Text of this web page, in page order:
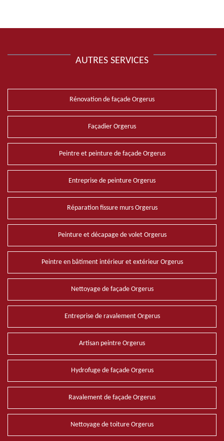
AUTRES SERVICES
Rénovation de façade Orgerus
Façadier Orgerus
Peintre et peinture de façade Orgerus
Entreprise de peinture Orgerus
Réparation fissure murs Orgerus
Peinture et décapage de volet Orgerus
Peintre en bâtiment intérieur et extérieur Orgerus
Nettoyage de façade Orgerus
Entreprise de ravalement Orgerus
Artisan peintre Orgerus
Hydrofuge de façade Orgerus
Ravalement de façade Orgerus
Nettoyage de toiture Orgerus